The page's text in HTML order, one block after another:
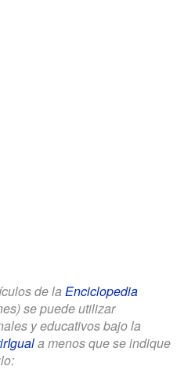
de la Enciclopedia
se puede utilizar
y educativos bajo la
a menos que se indique